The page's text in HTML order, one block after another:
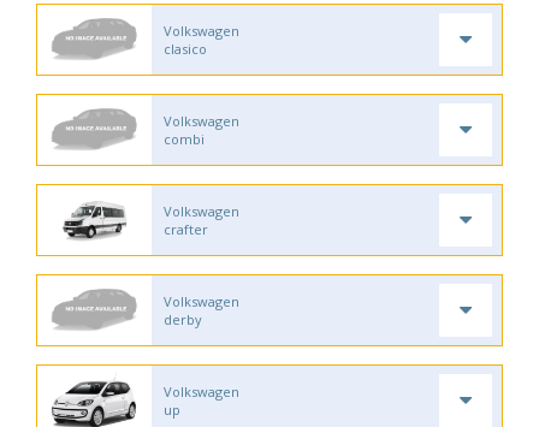
Volkswagen
clasico
Volkswagen
combi
Volkswagen
crafter
Volkswagen
derby
Volkswagen
up